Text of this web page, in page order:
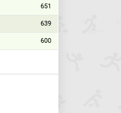
651
639
600